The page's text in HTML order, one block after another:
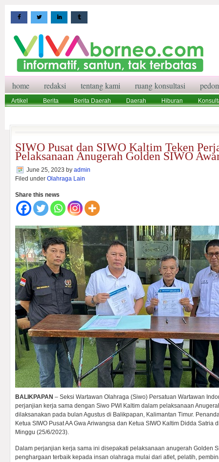
home redaksi tentang kami ruang konsultasi
Artikel Berita Berita Daerah Daerah Hiburan
SIWO Pusat dan SIWO Kaltim Teken
Pelaksanaan Anugerah Golden SIWO
June 25, 2023 by admin
Filed under Olahraga Lain
Share this news
BALIKPAPAN – Seksi Wartawan Olahraga (Siwo) Persatuan Wartawan
perjanjian kerja sama dengan Siwo PWI Kaltim dalam pelaksanaan
dilaksanakan pada bulan Agustus di Balikpapan, Kalimantan Timur.
Ketua SIWO Pusat AA Gwa Ariwangsa dan Ketua SIWO Kaltim Didda Satria
Minggu (25/6/2023).
Dalam perjanjian kerja sama ini disepakati pelaksanaan anugerah Golden
penghargaan terbaik kepada insan olahraga mulai dari atlet, pelatih,